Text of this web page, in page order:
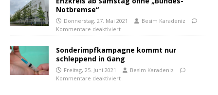
Notbremse“
Donnerstag, 27. Mai 2021
Besim Karadeniz
Kommentare deaktiviert
Sonderimpfkampagne kommt nur
schleppend in Gang
Freitag, 25. Juni 2021
Besim Karadeniz
Kommentare deaktiviert